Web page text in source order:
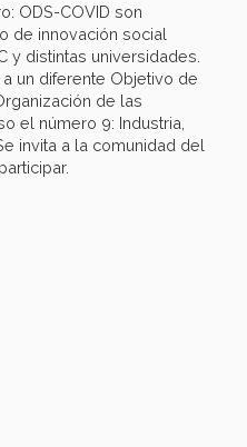
ODS-COVID son
de innovación social
y distintas universidades.
un diferente Objetivo de
de las
el número 9: Industria,
invita a la comunidad del